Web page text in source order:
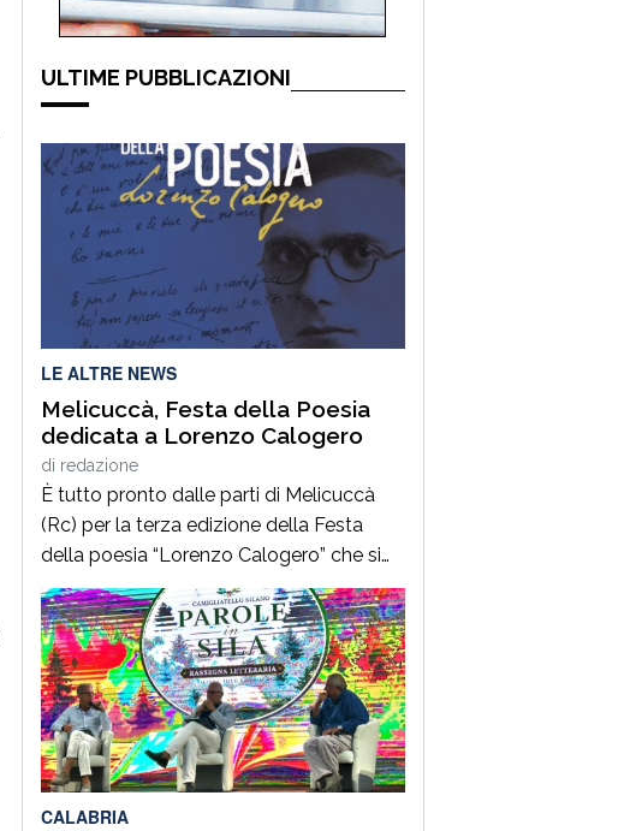
ULTIME PUBBLICAZIONI
LE ALTRE NEWS
Melicuccà, Festa della Poesia
dedicata a Lorenzo Calogero
di redazione
È tutto pronto dalle parti di Melicuccà
(Rc) per la terza edizione della Festa
della poesia “Lorenzo Calogero” che si
terrà dal 6 all’11 agosto. Dopo il successo
delle prime due edizioni, nel 2024 e nel
2025, che hanno portato nell’entroterra
calabrese autorevoli protagonisti della
cultura italiana e internazionale, anche
per quest’annoLYRIKS – Laboratorio
Interdisciplinare […]
CALABRIA